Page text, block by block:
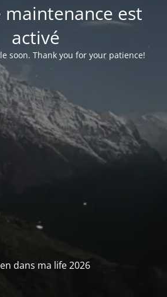
maintenance est
activé
soon. Thank you for your patience!
dans ma life 2026